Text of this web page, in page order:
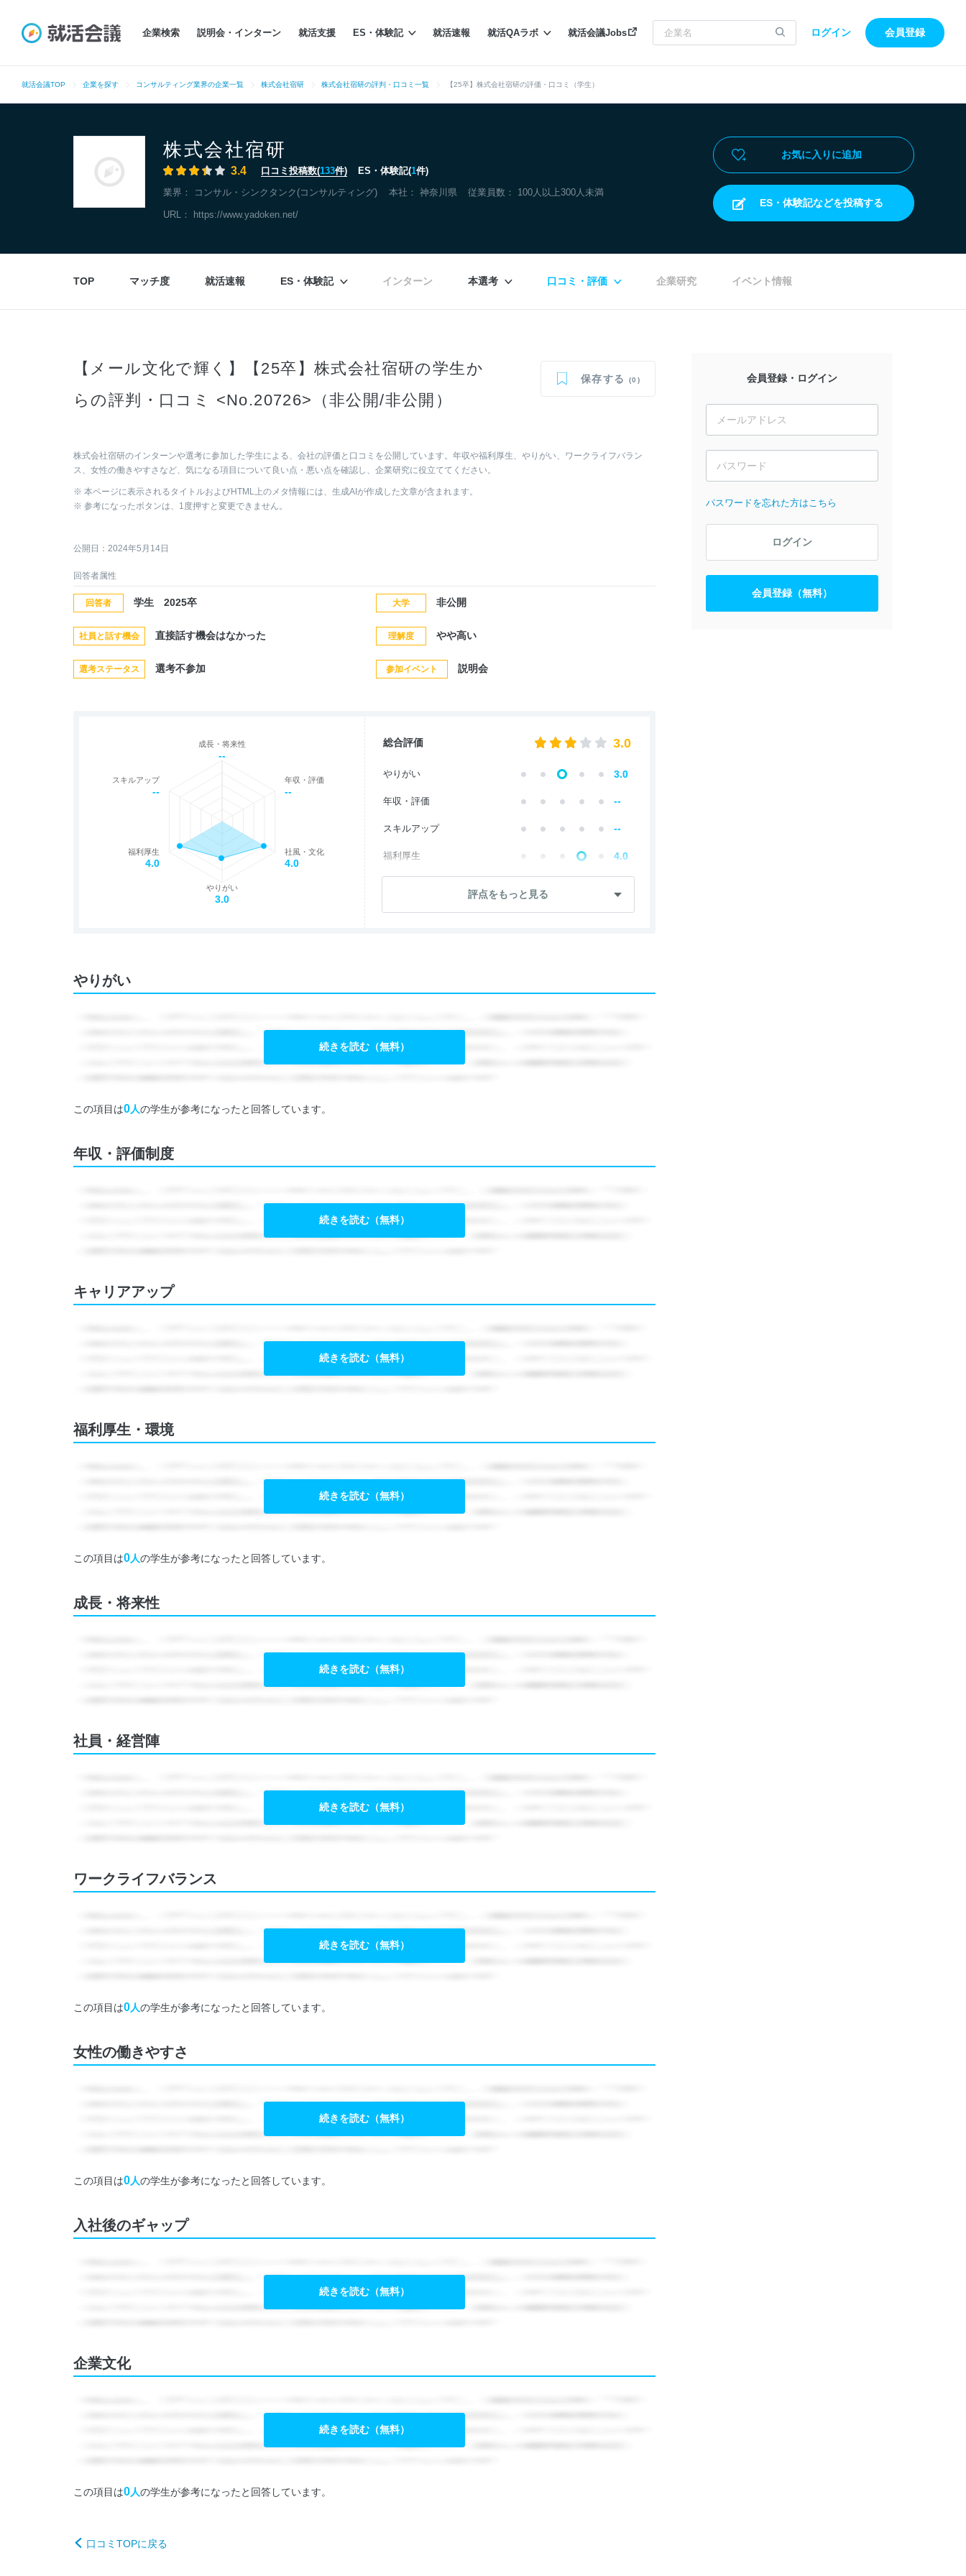
企業検索 説明会・インターン 就活支援 ES・体験記 就活速報 就活QAラボ 就活会議Jobs ログイン 会員登録
就活会議TOP 企業を探す コンサルティング業界の企業一覧 株式会社宿研 株式会社宿研の評判・口コミ一覧 【25卒】株式会社宿研の評価・口コミ（学生）
株式会社宿研
3.4 口コミ投稿数(133件) ES・体験記(1件)
業界： コンサル・シンクタンク(コンサルティング) 本社： 神奈川県 従業員数： 100人以上300人未満
URL： https://www.yadoken.net/
お気に入りに追加
ES・体験記などを投稿する
TOP マッチ度 就活速報 ES・体験記 インターン 本選考 口コミ・評価 企業研究 イベント情報
【メール文化で輝く】【25卒】株式会社宿研の学生か
らの評判・口コミ <No.20726>（非公開/非公開）
保存する (0)
株式会社宿研のインターンや選考に参加した学生による、会社の評価と口コミを公開しています。年収や福利厚生、やりがい、ワークライフバラン
ス、女性の働きやすさなど、気になる項目について良い点・悪い点を確認し、企業研究に役立ててください。
※ 本ページに表示されるタイトルおよびHTML上のメタ情報には、生成AIが作成した文章が含まれます。
※ 参考になったボタンは、1度押すと変更できません。
公開日：2024年5月14日
回答者属性
回答者 学生 2025卒 大学 非公開
社員と話す機会 直接話す機会はなかった 理解度 やや高い
選考ステータス 選考不参加 参加イベント 説明会
評点をもっと見る
成長・将来性
--
年収・評価
--
社風・文化
4.0
やりがい
3.0
福利厚生
4.0
スキルアップ
--
総合評価 3.0
やりがい 3.0
年収・評価 --
スキルアップ --
福利厚生 4.0
社員・管理職 --
女性の働きやすさ 4.0
入社難易度
やりがい
続きを読む（無料）
この項目は0人の学生が参考になったと回答しています。
年収・評価制度
続きを読む（無料）
キャリアアップ
続きを読む（無料）
福利厚生・環境
続きを読む（無料）
この項目は0人の学生が参考になったと回答しています。
成長・将来性
続きを読む（無料）
社員・経営陣
続きを読む（無料）
ワークライフバランス
続きを読む（無料）
この項目は0人の学生が参考になったと回答しています。
女性の働きやすさ
続きを読む（無料）
この項目は0人の学生が参考になったと回答しています。
入社後のギャップ
続きを読む（無料）
企業文化
続きを読む（無料）
この項目は0人の学生が参考になったと回答しています。
口コミTOPに戻る
会員登録・ログイン
パスワードを忘れた方はこちら
ログイン
会員登録（無料）